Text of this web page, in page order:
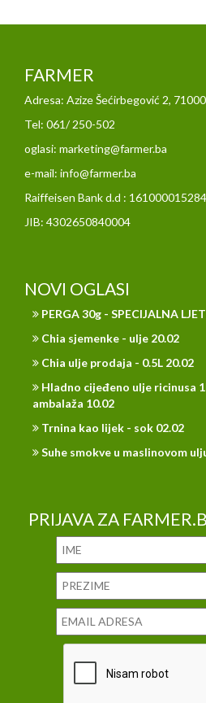
FARMER
Adresa: Azize Šećirbegović 2,
Tel: 061/ 250-502
oglasi: marketing@farmer.ba
e-mail: info@farmer.ba
Raiffeisen Bank d.d :
JIB: 4302650840004
NOVI OGLASI
PERGA 30g - SPECIJALNA
Chia sjemenke - ulje 20.02
Chia ulje prodaja - 0.5L 20.02
Hladno cijeđeno ulje ricinusa
ambalaža 10.02
Trnina kao lijek - sok 02.02
Suhe smokve u maslinovom
PRIJAVA ZA